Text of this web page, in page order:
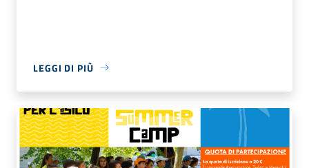
LEGGI DI PIÙ